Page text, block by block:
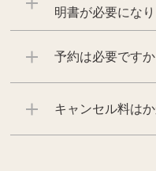
明書が必要にな
予約は必要ですか
キャンセル料は